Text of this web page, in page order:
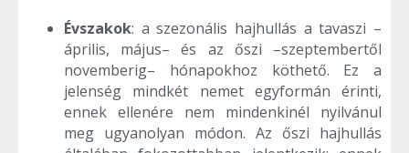
Évszakok: a szezonális hajhullás a tavaszi –
április, május– és az őszi –szeptembertől
novemberig– hónapokhoz köthető. Ez a
jelenség mindkét nemet egyformán érinti,
ennek ellenére nem mindenkinél nyilvánul
meg ugyanolyan módon. Az őszi hajhullás